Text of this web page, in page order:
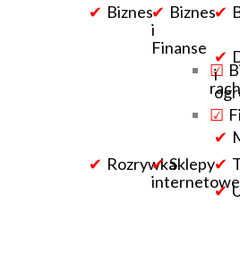
Biznes
Biznes
i
Finanse
i
RozrywkaSklepy
internetowe